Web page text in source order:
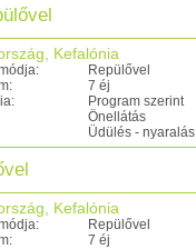
Kefalónia
Repülővel
7 éj
Program szerint
Önellátás
Üdülés - nyaralás
Kefalónia
Repülővel
7 éj